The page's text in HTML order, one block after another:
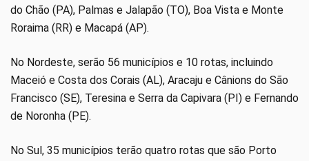
do Chão (PA), Palmas e Jalapão (TO), Boa Vista e Monte
Roraima (RR) e Macapá (AP).
No Nordeste, serão 56 municípios e 10 rotas, incluindo
Maceió e Costa dos Corais (AL), Aracaju e Cânions do São
Francisco (SE), Teresina e Serra da Capivara (PI) e Fernando
de Noronha (PE).
No Sul, 35 municípios terão quatro rotas que são Porto